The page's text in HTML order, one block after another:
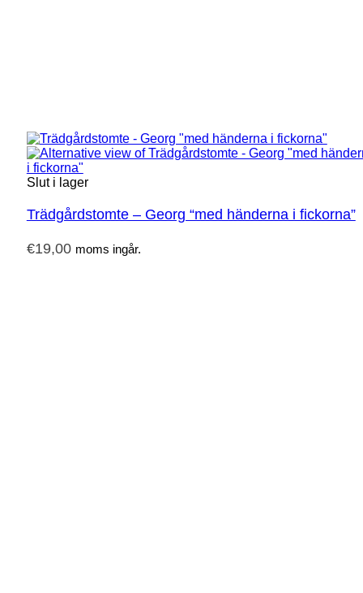
Slut i lager
Trädgårdstomte – Georg “med händerna i fickorna”
€19,00 moms ingår.